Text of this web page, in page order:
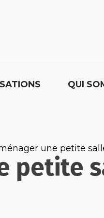
QUI
une petite
petite